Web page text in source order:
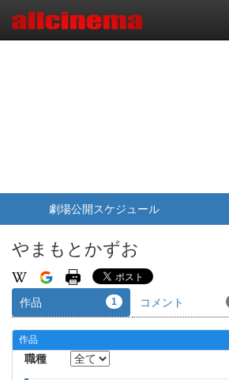
劇場公開スケジュール
やまもとかずお
作品 1 コメント
作品
職種